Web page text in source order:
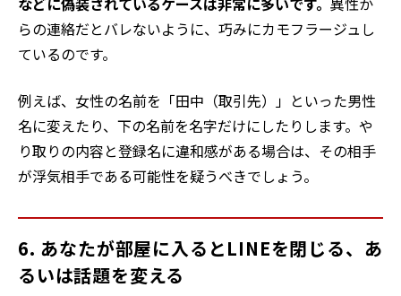
らの連絡だとバレないように、巧みにカモフラージュし
ているのです。
例えば、女性の名前を「田中（取引先）」といった男性
名に変えたり、下の名前を名字だけにしたりします。や
り取りの内容と登録名に違和感がある場合は、その相手
が浮気相手である可能性を疑うべきでしょう。
6. あなたが部屋に入るとLINEを閉じる、あ
るいは話題を変える